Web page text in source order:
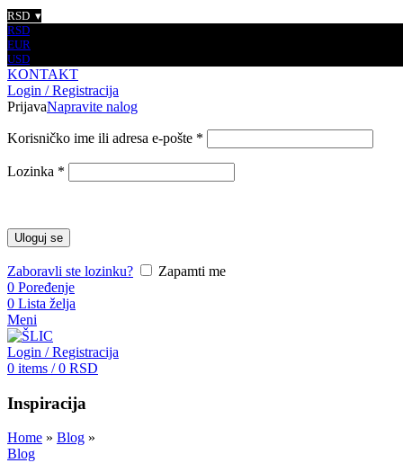
RSD
RSD
EUR
USD
KONTAKT
Login / Registracija
PrijavaNapravite nalog
Korisničko ime ili adresa e-pošte *
Lozinka *
Uloguj se
Zaboravli ste lozinku?
Zapamti me
0 Poređenje
0 Lista želja
Meni
Login / Registracija
0 items / 0 RSD
Inspiracija
Home » Blog »
Blog